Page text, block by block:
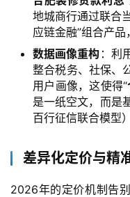
地城商行通过联合
应链金融”组合产品
数据画像重构 ：利
整合税务、社保、
用户画像，这使得“
是一纸空文，而是
百行征信联合模型
差异化定价与精
2026年的定价机制告